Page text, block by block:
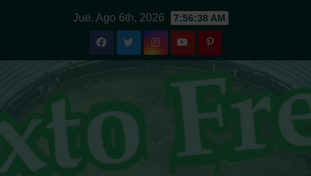
Jue. Ago 6th, 2026 7:56:38 AM